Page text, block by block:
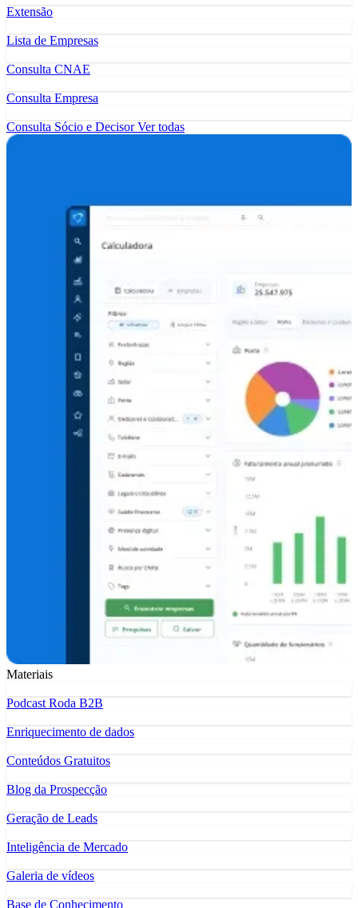
Extensão
Lista de Empresas
Consulta CNAE
Consulta Empresa
Consulta Sócio e DecisorVer todas
Materiais
Podcast Roda B2B
Enriquecimento de dados
Conteúdos Gratuitos
Blog da Prospecção
Geração de Leads
Inteligência de Mercado
Galeria de vídeos
Base de Conhecimento